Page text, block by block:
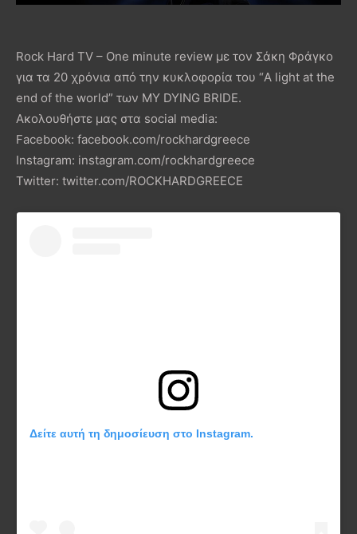
Rock Hard TV – One minute review με τον Σάκη Φράγκο
για τα 20 χρόνια από την κυκλοφορία του “A light at the
end of the world” των MY DYING BRIDE.
Ακολουθήστε μας στα social media:
Facebook: facebook.com/rockhardgreece
Instagram: instagram.com/rockhardgreece
Twitter: twitter.com/ROCKHARDGREECE
Δείτε αυτή τη δημοσίευση στο Instagram.